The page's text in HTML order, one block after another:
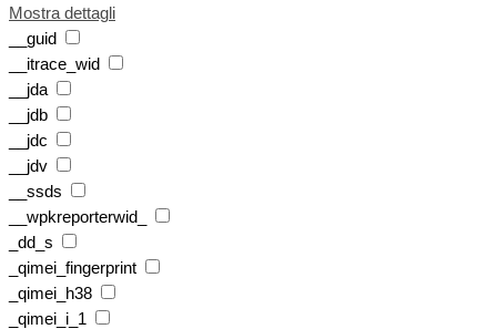
Mostra dettagli
__guid
__itrace_wid
__jda
__jdb
__jdc
__jdv
__ssds
__wpkreporterwid_
_dd_s
_qimei_fingerprint
_qimei_h38
_qimei_i_1